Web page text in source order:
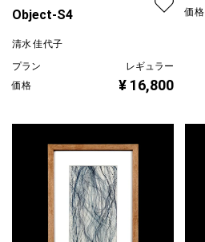
Object-S4
清水 佳代子
プラン
レギュラー
価格
¥ 16,800
価格